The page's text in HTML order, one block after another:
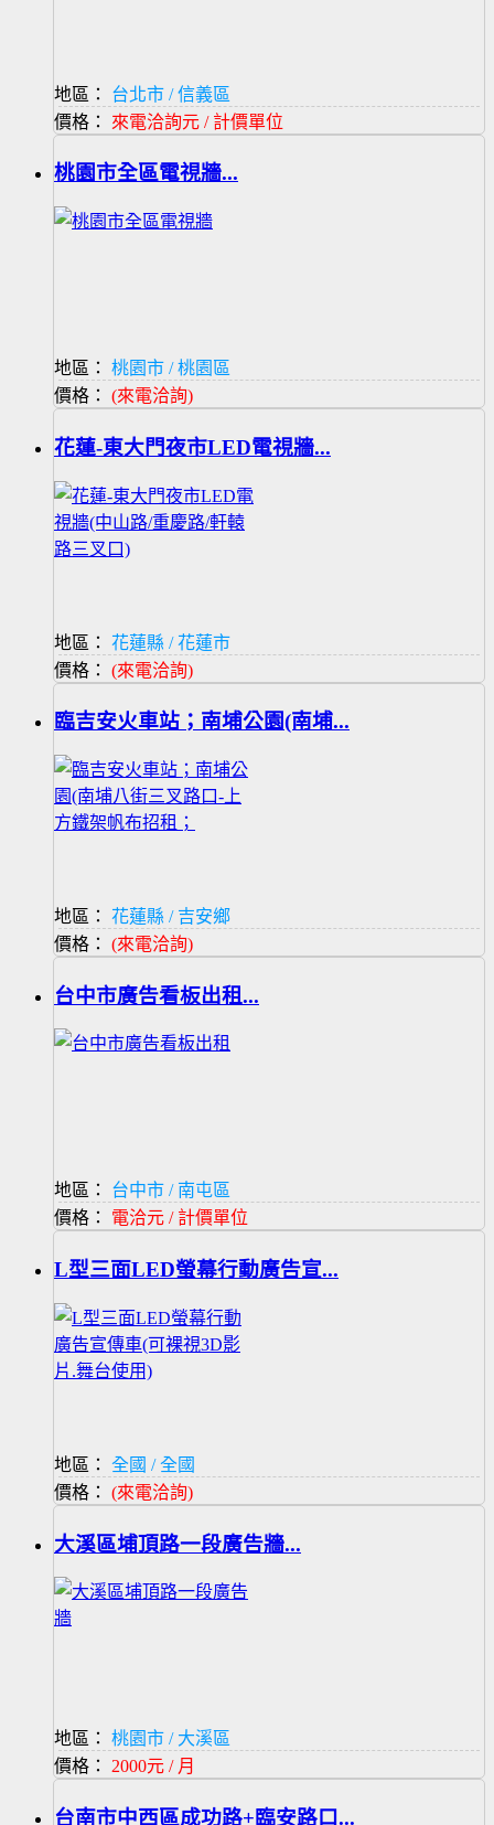
地區：
台北市 / 信義區
價格： 來電洽詢元 / 計價單位
桃園市全區電視牆...
地區：
桃園市 / 桃園區
價格： (來電洽詢)
花蓮-東大門夜市LED電視牆...
地區：
花蓮縣 / 花蓮市
價格： (來電洽詢)
臨吉安火車站；南埔公園(南埔...
地區：
花蓮縣 / 吉安鄉
價格： (來電洽詢)
台中市廣告看板出租...
地區：
台中市 / 南屯區
價格： 電洽元 / 計價單位
L型三面LED螢幕行動廣告宣...
地區：
全國 / 全國
價格： (來電洽詢)
大溪區埔頂路一段廣告牆...
地區：
桃園市 / 大溪區
價格： 2000元 / 月
台南市中西區成功路+臨安路口...